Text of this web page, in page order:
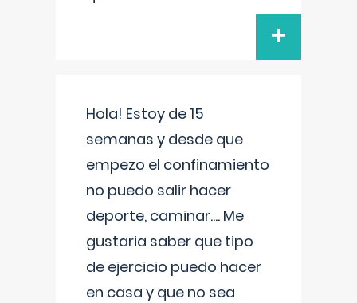
+
Hola! Estoy de 15
semanas y desde que
empezo el confinamiento
no puedo salir hacer
deporte, caminar.... Me
gustaria saber que tipo
de ejercicio puedo hacer
en casa y que no sea